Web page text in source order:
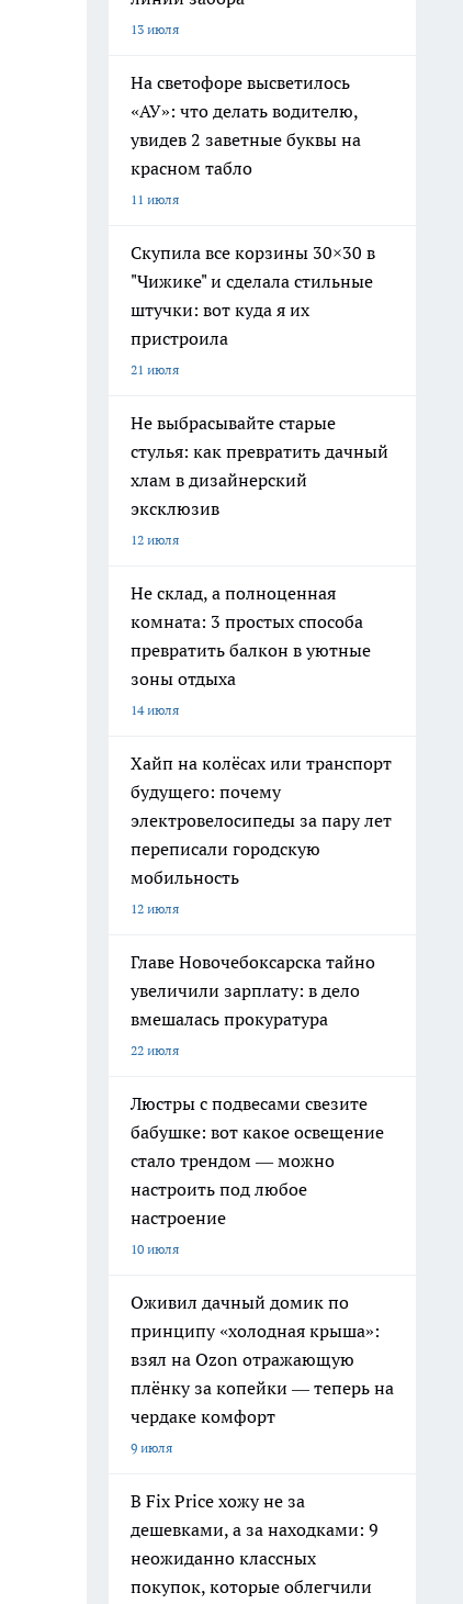
13 июля
На светофоре высветилось
«АУ»: что делать водителю,
увидев 2 заветные буквы на
красном табло
11 июля
Скупила все корзины 30×30 в
"Чижике" и сделала стильные
штучки: вот куда я их
пристроила
21 июля
Не выбрасывайте старые
стулья: как превратить дачный
хлам в дизайнерский
эксклюзив
12 июля
Не склад, а полноценная
комната: 3 простых способа
превратить балкон в уютные
зоны отдыха
14 июля
Хайп на колёсах или транспорт
будущего: почему
электровелосипеды за пару лет
переписали городскую
мобильность
12 июля
Главе Новочебоксарска тайно
увеличили зарплату: в дело
вмешалась прокуратура
22 июля
Люстры с подвесами свезите
бабушке: вот какое освещение
стало трендом — можно
настроить под любое
настроение
10 июля
Оживил дачный домик по
принципу «холодная крыша»:
взял на Ozon отражающую
плёнку за копейки — теперь на
чердаке комфорт
9 июля
В Fix Price хожу не за
дешевками, а за находками: 9
неожиданно классных
покупок, которые облегчили